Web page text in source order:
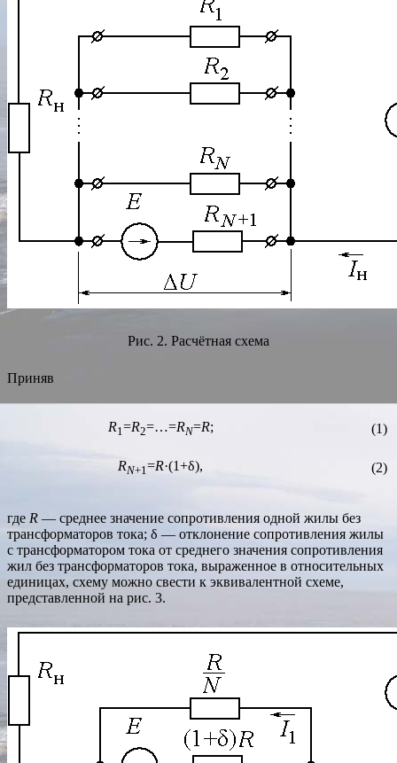
Рис. 2. Расчётная схема
Приняв
R1 =R2=…=RN=R; (1)
RN+1 =R·(1+δ), (2)
где R — среднее значение сопротивления одной жилы без
трансформаторов тока; δ — отклонение сопротивления жилы
с трансформатором тока от среднего значения сопротивления
жил без трансформаторов тока, выраженное в относительных
единицах, схему можно свести к эквивалентной схеме,
представленной на рис. 3.